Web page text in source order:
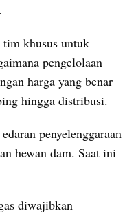
tim khusus untuk
pengelolaan
harga yang benar
hingga distribusi.
penyelenggaraan
hewan dam. Saat ini
diwajibkan